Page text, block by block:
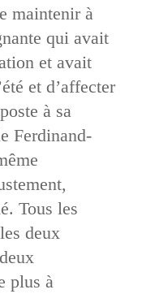
maintenir à
qui avait
et avait
et d’affecter
à sa
Ferdinand-
Tous les
deux
plus à